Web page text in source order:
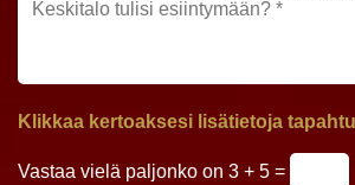
Klikkaa kertoaksesi lisätietoja
Vastaa vielä paljonko on 3 + 5 =